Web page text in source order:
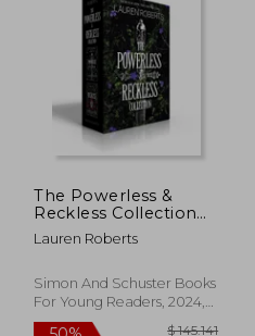
50%
The Powerless &
Reckless Collection
(Boxed Set):
Powerless; Reckless
Trilogy) (en Inglés)
Lauren Roberts
Simon And Schuster Books
For Young Readers, 2024,
Tapa Dura, Nuevo